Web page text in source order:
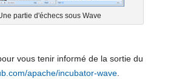
partie d'échecs sous Wave
vous tenir informé de la sortie du
apache/incubator-wave